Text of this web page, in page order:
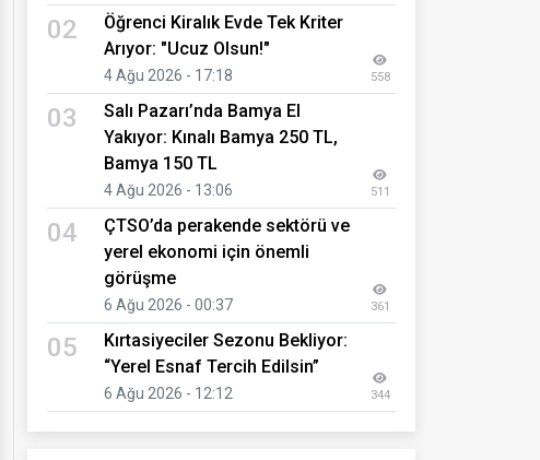
02
Öğrenci Kiralık Evde Tek Kriter
Arıyor: "Ucuz Olsun!"
4 Ağu 2026 - 17:18 558
03
Salı Pazarı’nda Bamya El
Yakıyor: Kınalı Bamya 250 TL,
Bamya 150 TL
4 Ağu 2026 - 13:06 511
04
ÇTSO’da perakende sektörü ve
yerel ekonomi için önemli
görüşme
6 Ağu 2026 - 00:37 361
05
Kırtasiyeciler Sezonu Bekliyor:
“Yerel Esnaf Tercih Edilsin”
6 Ağu 2026 - 12:12 344